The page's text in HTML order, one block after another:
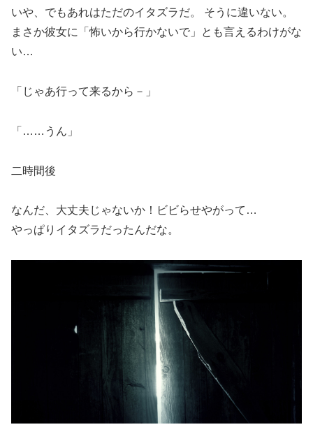
いや、でもあれはただのイタズラだ。 そうに違いない。
まさか彼女に「怖いから行かないで」とも言えるわけがな
い…
「じゃあ行って来るから－」
「……うん」
二時間後
なんだ、大丈夫じゃないか！ビビらせやがって…
やっぱりイタズラだったんだな。